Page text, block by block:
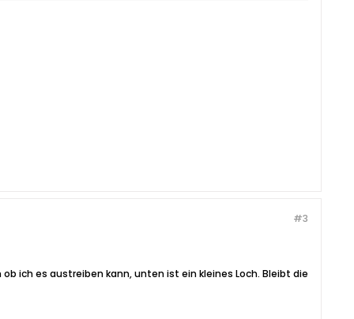
#3
ich es austreiben kann, unten ist ein kleines Loch. Bleibt die